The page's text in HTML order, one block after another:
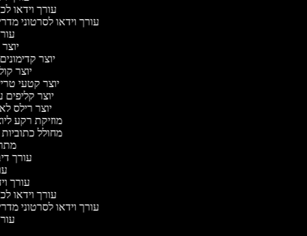
עורך וידאו
עורך וידאו לסרטוני
יוצר
יוצר
יוצר קטעי
יוצר
יוצר רילס
מוזיקת רקע
מחולל
עורך
עורך
עורך וידאו
עורך וידאו לסרטוני